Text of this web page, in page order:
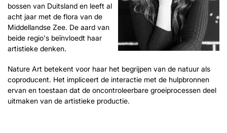
bossen van Duitsland en leeft al
acht jaar met de flora van de
Middellandse Zee. De aard van
beide regio's beïnvloedt haar
artistieke denken.
Nature Art betekent voor haar het begrijpen van de natuur als
coproducent. Het impliceert de interactie met de hulpbronnen
ervan en toestaan ​​dat de oncontroleerbare groeiprocessen deel
uitmaken van de artistieke productie.